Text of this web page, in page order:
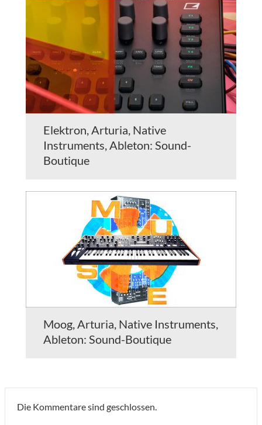
Elektron, Arturia, Native
Instruments, Ableton: Sound-
Boutique
Moog, Arturia, Native Instruments,
Ableton: Sound-Boutique
Die Kommentare sind geschlossen.